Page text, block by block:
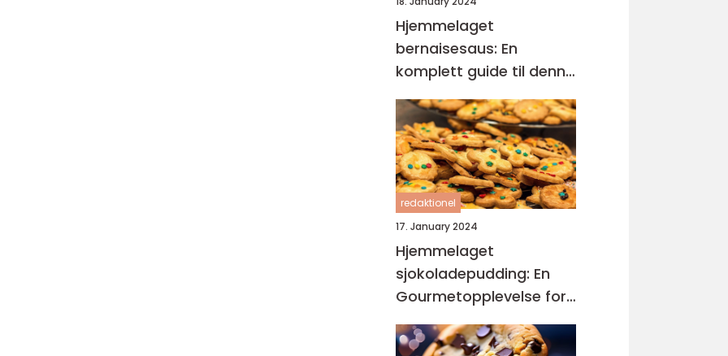
Hjemmelaget
bernaisesaus: En
komplett guide til denne
klassikeren
redaktionel
17. January 2024
Hjemmelaget
sjokoladepudding: En
Gourmetopplevelse for
Sjokoladeelskere